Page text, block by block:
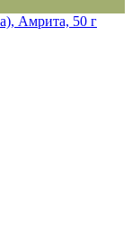
Амрита, 50 г